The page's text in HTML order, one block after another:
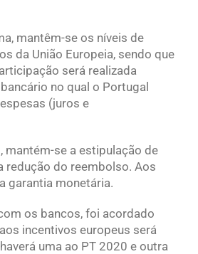
mantêm-se os níveis de
da União Europeia, sendo que
será realizada
no qual o Portugal
(juros e
mantém-se a estipulação de
redução do reembolso. Aos
garantia monetária.
os bancos, foi acordado
incentivos europeus será
uma ao PT 2020 e outra